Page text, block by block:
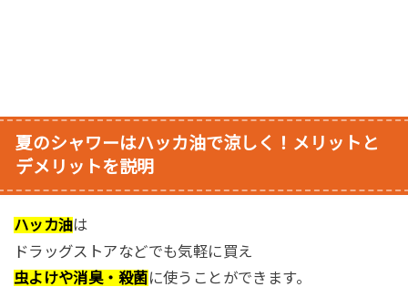
夏のシャワーはハッカ油で涼しく！メリットと
デメリットを説明
ハッカ油は
ドラッグストアなどでも気軽に買え
虫よけや消臭・殺菌に使うことができます。